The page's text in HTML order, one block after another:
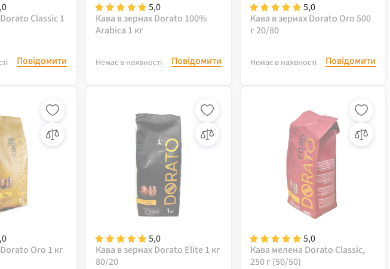
Classic 1
Повідомити
5,0
Кава в зернах Dorato 100%
Arabica 1 кг
Немає в наявності Повідомити
5,0
Кава в зернах Dorato Oro 500
г 20/80
Немає в наявності Повідомити
Oro 1 кг
5,0
Кава в зернах Dorato Elite 1 кг
80/20
5,0
Кава мелена Dorato Classic,
250 г (50/50)